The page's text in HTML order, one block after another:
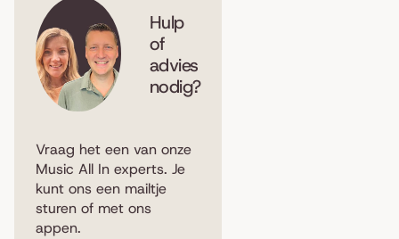
Hulp
of
advies
nodig?
Vraag het een van onze
Music All In experts. Je
kunt ons een mailtje
sturen of met ons
appen.